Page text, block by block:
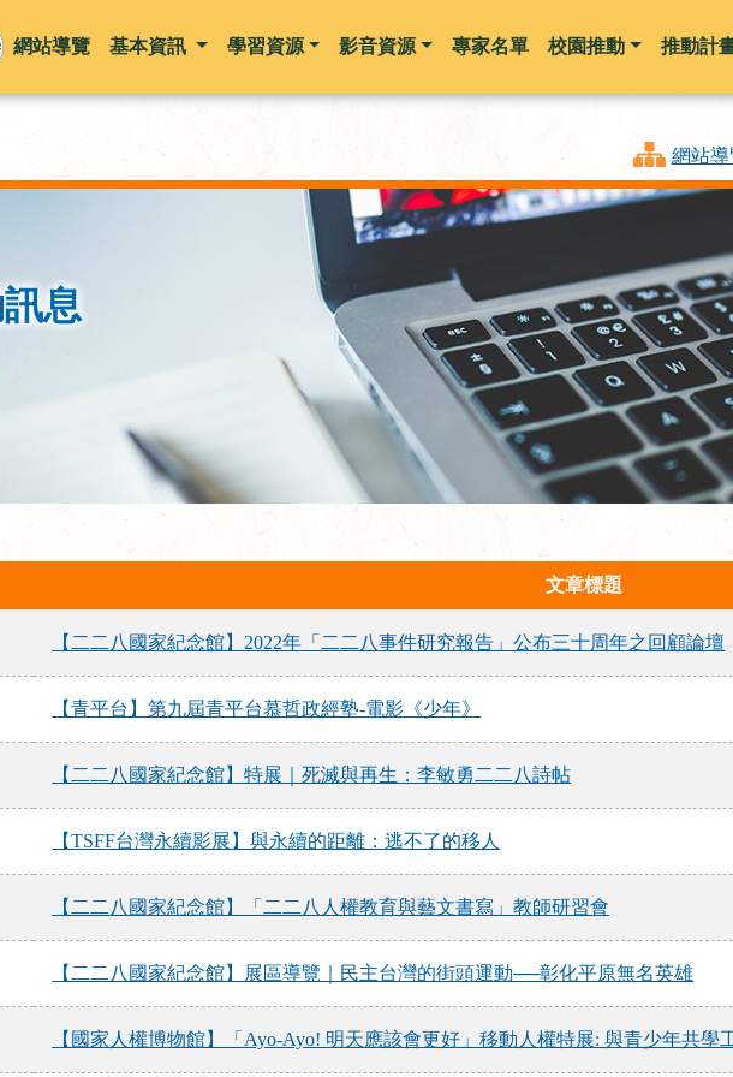
跳到主要內容
網站導覽 基本資訊 學習資源 影音資源 專家名單 校園推動 推動計
網站導
息
文章標題
【二二八國家紀念館】2022年「二二八事件研究報告」公布三十周年之回顧論壇
【青平台】第九屆青平台慕哲政經塾-電影《少年》
【二二八國家紀念館】特展｜死滅與再生：李敏勇二二八詩帖
【TSFF台灣永續影展】與永續的距離：逃不了的移人
【二二八國家紀念館】「二二八人權教育與藝文書寫」教師研習會
【二二八國家紀念館】展區導覽｜民主台灣的街頭運動──彰化平原無名英雄
【國家人權博物館】「Ayo-Ayo! 明天應該會更好」移動人權特展: 與青少年共學